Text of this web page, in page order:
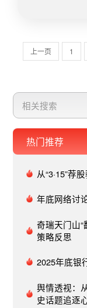
包括商讨经
合作，推动
中全会吸引
国采取有力
景下开辟新
闻》7月18日
治生活中意
响。文章围
分析了本次会
三中全会将为
报道称，在北
表明中国已使
总量的四分
巨大”和“全体
义，将本国
传统推进现代
间秩序、保
素养的重要
积极开展类
长效治理机
的法律成本
到网络热点
精细化的策
手段，实现舆
时有效发现
企业的沟通协
道，及时回应
情，要能够
级，注重舆
向。
上一页 1
热门推荐
从“3·15”荐
年底网络讨
奇瑞天门山
策略反思
2025年底银
舆情透视：
史话题追逐